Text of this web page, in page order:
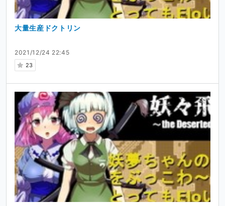
2021/12/24 22:45
23
大量生産ドクトリン